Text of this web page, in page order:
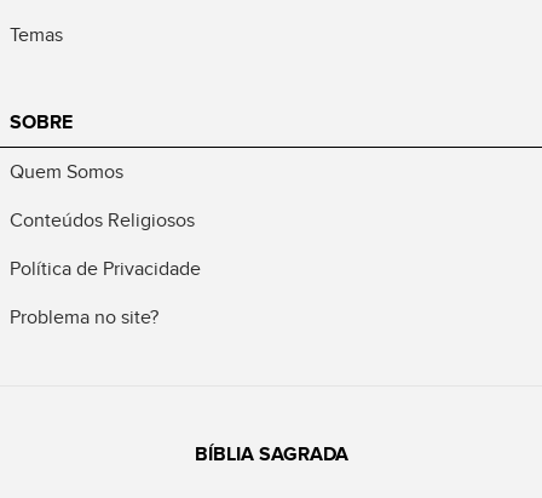
Temas
SOBRE
Quem Somos
Conteúdos Religiosos
Política de Privacidade
Problema no site?
BÍBLIA SAGRADA